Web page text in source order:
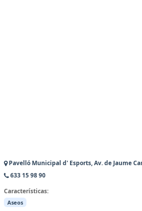
Pavelló Municipal d' Esports, Av. de Jaume
633 15 98 90
Características:
Aseos